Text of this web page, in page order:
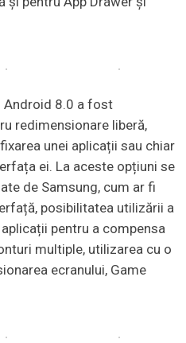
Android 8.0 a fost
redimensionare liberă,
unei aplicații sau chiar
ei. La aceste opțiuni se
de Samsung, cum ar fi
posibilitatea utilizării a
pentru a compensa
multiple, utilizarea cu o
ecranului, Game